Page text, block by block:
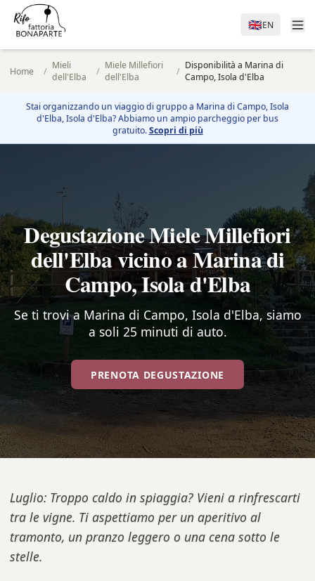
🇬🇧EN
Home / Mieli
dell'Elba
/ Miele Millefiori
dell'Elba
/ Disponibilità a Marina di
Campo, Isola d'Elba
Stai organizzando un viaggio di gruppo a Marina di Campo, Isola
d'Elba, Isola d'Elba? Abbiamo un ampio parcheggio per bus
gratuito. Scopri di più
Degustazione Miele Millefiori
dell'Elba vicino a Marina di
Campo, Isola d'Elba
Se ti trovi a Marina di Campo, Isola d'Elba, siamo
a soli 25 minuti di auto.
PRENOTA DEGUSTAZIONE
Luglio: Troppo caldo in spiaggia? Vieni a rinfrescarti
tra le vigne. Ti aspettiamo per un aperitivo al
tramonto, un pranzo leggero o una cena sotto le
stelle.